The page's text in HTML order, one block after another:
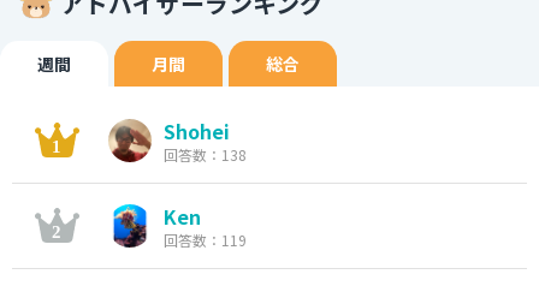
週間 月間 総合
Shohei
回答数：138
Ken
回答数：119